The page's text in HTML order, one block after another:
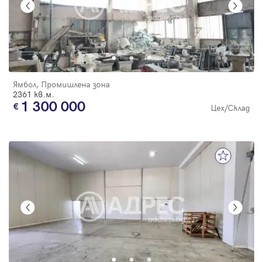
Ямбол, Промишлена зона
2361 кв.м.
1 300 000 Цех/Склад